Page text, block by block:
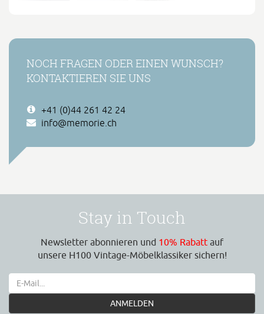
NOCH FRAGEN ODER EINEN WUNSCH?
KONTAKTIEREN SIE UNS
+41 (0)44 261 42 24
info@memorie.ch
Stay in Touch
Newsletter abonnieren und 10% Rabatt auf
unsere H100 Vintage-Möbelklassiker sichern!
ANMELDEN